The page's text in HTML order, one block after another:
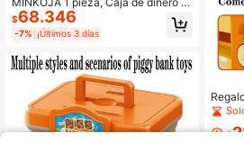
TM para niños, Hucha con forma de
llave con diseño de astronauta/oso/
poni de dibujos animados, Caja de a
lmacenamiento creativa, Juguete d
e regalo de cumpleaños para niños
de jardín de infantes, Gabinete de al
macenamiento de llaves, Juguetes
para adolescentes, Pascua, Regalo
de Pascua, Día del Niño
$68.346
-7% ¡Últimos 3 días
e
as de
$